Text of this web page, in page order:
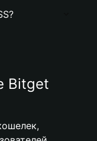
Bitget